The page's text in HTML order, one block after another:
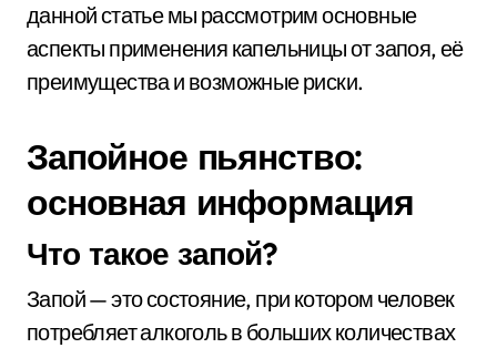
данной статье мы рассмотрим основные
аспекты применения капельницы от запоя, её
преимущества и возможные риски.
Запойное пьянство:
основная информация
Что такое запой?
Запой — это состояние, при котором человек
потребляет алкоголь в больших количествах